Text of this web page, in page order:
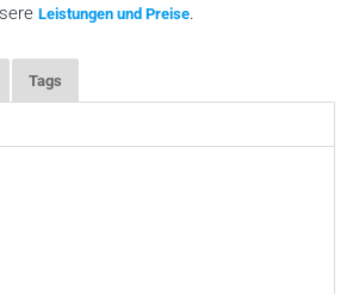
Leistungen und Preise.
Tags